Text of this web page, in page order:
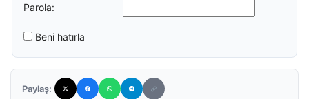
Parola:
Beni hatırla
Paylaş: